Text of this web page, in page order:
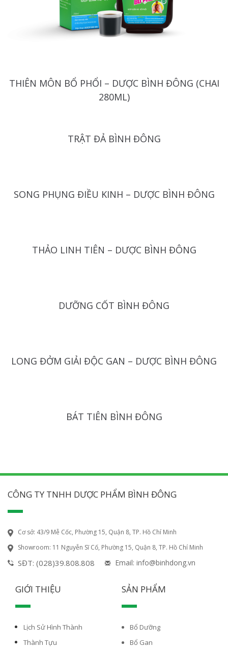
THIÊN MÔN BỔ PHỔI – DƯỢC BÌNH ĐÔNG (CHAI
280ML)
TRẬT ĐẢ BÌNH ĐÔNG
SONG PHỤNG ĐIỀU KINH – DƯỢC BÌNH ĐÔNG
THẢO LINH TIÊN – DƯỢC BÌNH ĐÔNG
DƯỠNG CỐT BÌNH ĐÔNG
LONG ĐỞM GIẢI ĐỘC GAN – DƯỢC BÌNH ĐÔNG
BÁT TIÊN BÌNH ĐÔNG
CÔNG TY TNHH DƯỢC PHẨM BÌNH ĐÔNG
Cơ sở: 43/9 Mễ Cốc, Phường 15, Quận 8, TP. Hồ Chí Minh
Showroom: 11 Nguyễn Sĩ Cố, Phường 15, Quận 8, TP. Hồ Chí Minh
SĐT: (028)39.808.808 Email: info@binhdong.vn
GIỚI THIỆU
Lịch Sử Hình Thành
Thành Tựu
SẢN PHẨM
Bổ Dưỡng
Bổ Gan